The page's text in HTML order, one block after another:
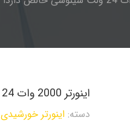
اینورتر 2000 وات 24 ولت سینوسی خالص داردا
دسته: اینورتر خورشیدی